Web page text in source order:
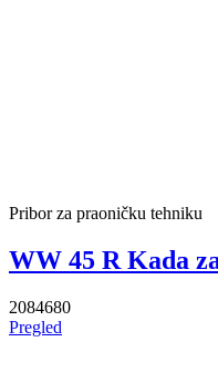
Pribor za praoničku tehniku
WW 45 R Kada
2084680
Pregled